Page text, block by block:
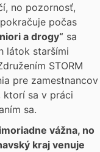
no pozornosť,
počas
a drogy“ sa
látok staršími
STORM
pre zamestnancov
ktorí sa v práci
sa.
vážna, no
kraj venuje